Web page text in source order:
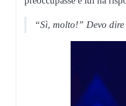
“Sì, molto!” Devo